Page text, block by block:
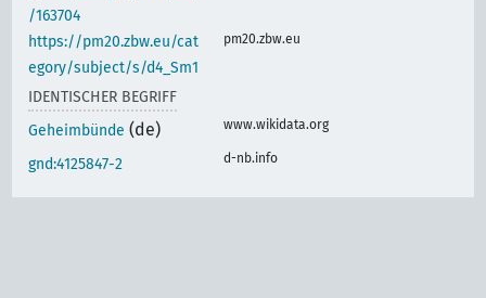
/163704
https://pm20.zbw.eu/cat
egory/subject/s/d4_Sm1
pm20.zbw.eu
IDENTISCHER BEGRIFF
Geheimbünde (de) www.wikidata.org
gnd:4125847-2 d-nb.info